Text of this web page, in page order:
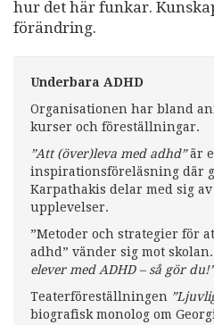
hur det här funkar.
förändring.
Underbara ADHD
Organisationen har bland
kurser och föreställningar.
”Att (över)leva med adhd”är
inspirationsföreläsning där
Karpathakis delar med sig
upplevelser.
”Metoder och strategier för
adhd” vänder sig mot
elever med ADHD – så gör du!”
Teaterföreställningen
biografisk monolog om